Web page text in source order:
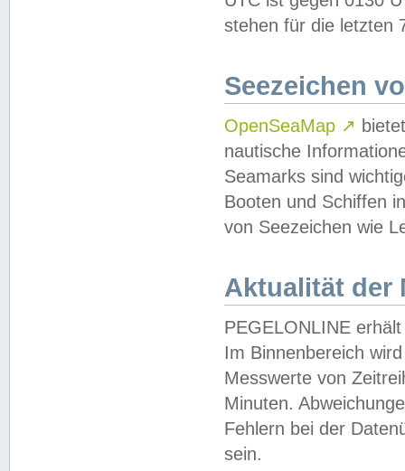
stehen für die letzten
Seezeichen
OpenSeaMap ↗
nautische
Seamarks sind
Booten und Schiffen
von Seezeichen wie
Aktualität der
PEGELONLINE
Im Binnenbereich
Messwerte von
Minuten.
Fehlern bei der
sein.